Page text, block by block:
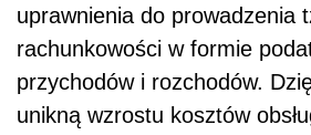
uprawnienia do prowadzenia
rachunkowości w formie
przychodów i rozchodów.
unikną wzrostu kosztów